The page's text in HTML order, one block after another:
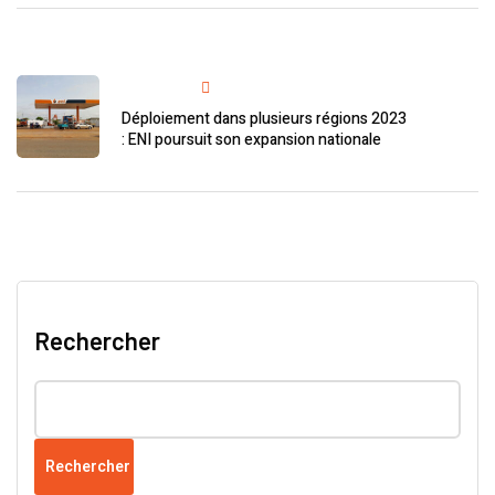
Déploiement dans plusieurs régions 2023
: ENI poursuit son expansion nationale
Rechercher
Rechercher